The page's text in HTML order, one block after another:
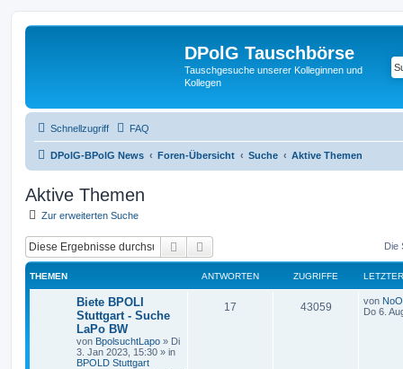
DPolG Tauschbörse
Tauschgesuche unserer Kolleginnen und
Kollegen
Schnellzugriff FAQ
DPolG-BPolG News Foren-Übersicht Suche Aktive Themen
Aktive Themen
Zur erweiterten Suche
Suche Die
THEMEN ANTWORTEN ZUGRIFFE
Biete BPOLI
Stuttgart - Suche
LaPo BW
von BpolsuchtLapo » Di
3. Jan 2023, 15:30 » in
BPOLD Stuttgart
17 43059 von
Do 6.